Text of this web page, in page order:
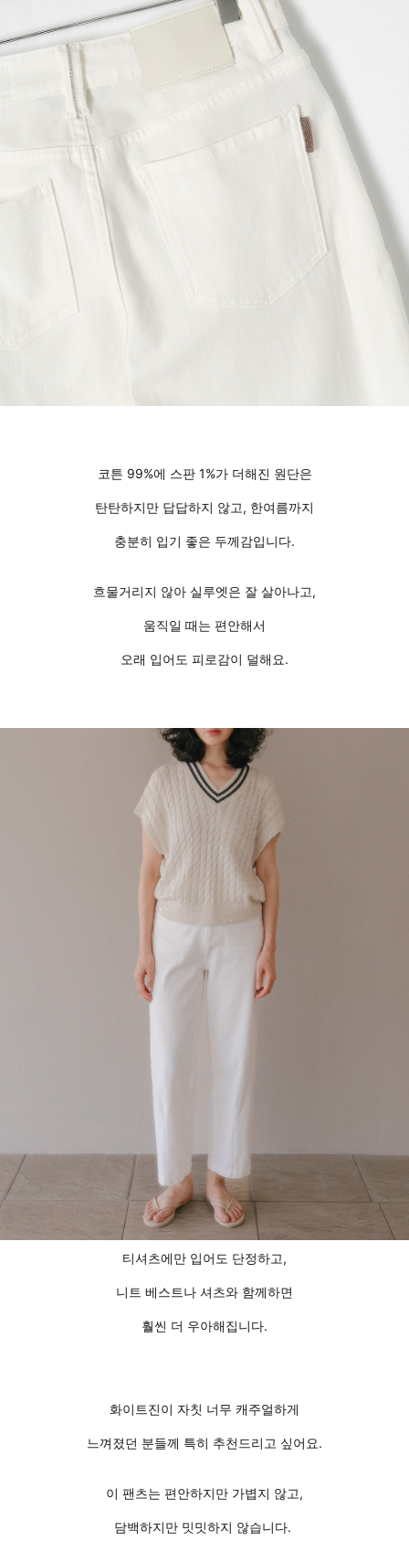
코튼 99%에 스판 1%가 더해진 원단은
탄탄하지만 답답하지 않고, 한여름까지
충분히 입기 좋은 두께감입니다.
흐물거리지 않아 실루엣은 잘 살아나고,
움직일 때는 편안해서
오래 입어도 피로감이 덜해요.
티셔츠에만 입어도 단정하고,
니트 베스트나 셔츠와 함께하면
훨씬 더 우아해집니다.
화이트진이 자칫 너무 캐주얼하게
느껴졌던 분들께 특히 추천드리고 싶어요.
이 팬츠는 편안하지만 가볍지 않고,
담백하지만 밋밋하지 않습니다.